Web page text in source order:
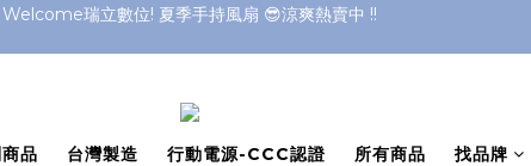
Welcome瑞立數位! 夏季手持風扇 😎涼爽熱賣中 !!
Welcome瑞立數位! 夏季手持風扇 😎涼爽熱賣中 !!
品 台灣製造 行動電源-CCC認證 所有商品 找品牌